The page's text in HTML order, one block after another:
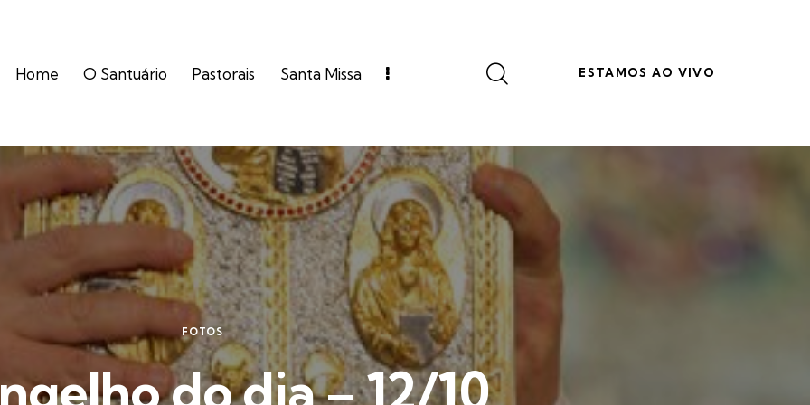
Home O Santuário Pastorais Santa Missa ESTAMOS AO VIVO
FOTOS
do dia – 12/10